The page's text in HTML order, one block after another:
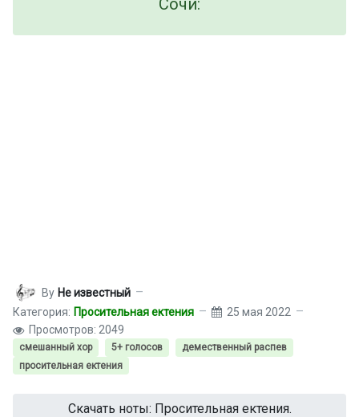
Сочи:
By Не известный
Категория: Просительная ектения
25 мая 2022
Просмотров: 2049
смешанный хор 5+ голосов
демественный распев
просительная ектения
Скачать ноты: Просительная ектения.